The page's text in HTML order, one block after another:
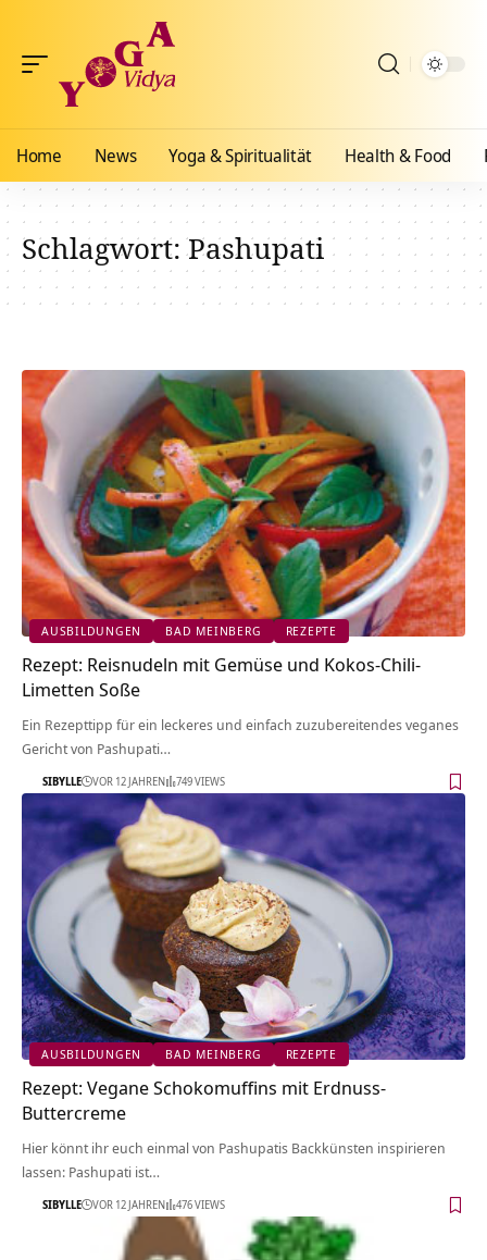
Home News Yoga & Spiritualität Health & Food
Schlagwort:Pashupati
AUSBILDUNGEN BAD MEINBERG REZEPTE
Rezept: Reisnudeln mit Gemüse und Kokos-Chili-
Limetten Soße
Ein Rezepttipp für ein leckeres und einfach zuzubereitendes veganes
Gericht von Pashupati…
SIBYLLE VOR 12 JAHREN 749 VIEWS
AUSBILDUNGEN BAD MEINBERG REZEPTE
Rezept: Vegane Schokomuffins mit Erdnuss-
Buttercreme
Hier könnt ihr euch einmal von Pashupatis Backkünsten inspirieren
lassen: Pashupati ist…
SIBYLLE VOR 12 JAHREN 476 VIEWS